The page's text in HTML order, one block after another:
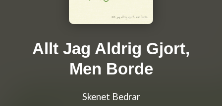
Allt Jag Aldrig Gjort,
Men Borde
Skenet Bedrar